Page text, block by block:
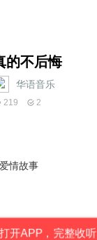
的不后悔
华语音乐
219 2
情故事
开APP，完整收听